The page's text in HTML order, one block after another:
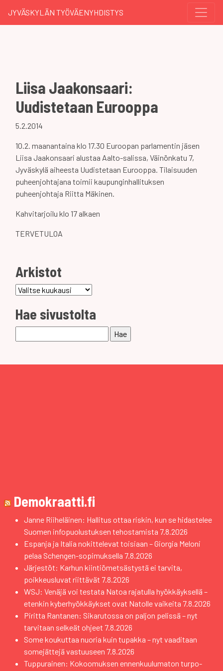
JYVÄSKYLÄN TYÖVÄENYHDISTYS
Liisa Jaakonsaari:
Uudistetaan Eurooppa
5.2.2014
10.2. maanantaina klo 17.30 Euroopan parlamentin jäsen
Liisa Jaakonsaari alustaa Aalto-salissa, Väinönkatu 7,
Jyväskylä aiheesta Uudistetaan Eurooppa. Tilaisuuden
puheenjohtajana toimii kaupunginhallituksen
puheenjohtaja Riitta Mäkinen.
Kahvitarjoilu klo 17 alkaen
TERVETULOA
Arkistot
Arkistot
Hae sivustolta
Demokraatti.fi
Janne Riiheläinen: Hallitus ottaa riskin, kun se hidastelee
Suomen infopuolustuksen tehostamista 7.8.2026
Espanja ja Italia nokittelevat toisiaan – Giorgia Meloni
pelaa Schengen-sopimuksella 7.8.2026
Järjestöt: Karhun kiintiömetsästystä ei tarvita,
poikkeusluvat riittävät 7.8.2026
WSJ: Venäjä voi testata Natoa rajatulla hyökkäyksellä –
etenkin kyberhyökkäykset ovat Natolle vaikeita 7.8.2026
Piritta Rantanen: Sikarutossa on paljon pelissä – nyt
tarvitaan selkeät ohjeet 7.8.2026
Some koukuttaa nuoria kuin tupakka – nyt vaaditaan
somejättejä vastuuseen 7.8.2026
Tuppurainen: Kokoomuksen ennenkuulumaton turpo-